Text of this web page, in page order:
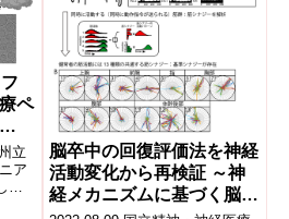
ペ
立
ア
た
脳卒中の回復評価法を神経
活動変化から再検証 ～神
経メカニズムに基づく脳卒